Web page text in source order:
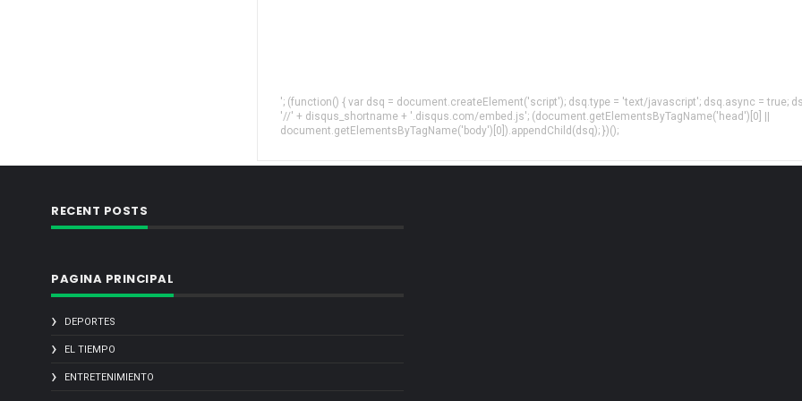
'; (function() { var dsq = document.createElement('script'); dsq.type = 'text/javascript'; dsq.async = true;
'//' + disqus_shortname + '.disqus.com/embed.js'; (document.getElementsByTagName('head')[0] ||
document.getElementsByTagName('body')[0]).appendChild(dsq); })();
RECENT POSTS
PAGINA PRINCIPAL
DEPORTES
EL TIEMPO
ENTRETENIMIENTO